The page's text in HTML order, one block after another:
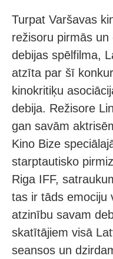
Turpat Varšavas
režisoru pirmās
debijas spēlfilma,
atzīta par šī
kinokritiķu
debija. Režisore
gan savām
Kino Bize
starptautisko
Riga IFF,
tas ir tāds emociju
atzinību savam
skatītājiem visā
seansos un